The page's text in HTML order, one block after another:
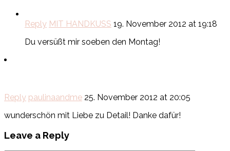
Reply MIT HANDKUSS 19. November 2012 at 19:18
Du versüßt mir soeben den Montag!
Reply paulinaandme 25. November 2012 at 20:05
wunderschön mit Liebe zu Detail! Danke dafür!
Leave a Reply